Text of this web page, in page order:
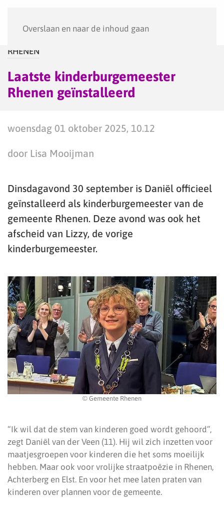
Overslaan en naar de inhoud gaan
RHENEN
Laatste kinderburgemeester
Rhenen geïnstalleerd
woensdag 01 oktober 2025, 10.12
door Lisa Mooijman
Dinsdagavond 30 september is Daniël officieel
geïnstalleerd als kinderburgemeester van de
gemeente Rhenen. Deze avond was ook het
afscheid van Lizzy, de vorige
kinderburgemeester.
© Gemeente Rhenen
“Ik wil dat de stem van kinderen goed wordt gehoord”,
zegt Daniël van der Veen (11). Hij wil zich inzetten voor
maatjesgroepen voor kinderen die het soms moeilijk
hebben. Maar ook voor vrolijke straatpoëzie in Rhenen,
Achterberg en Elst. En voor het mee laten praten van
kinderen over plannen voor de gemeente.